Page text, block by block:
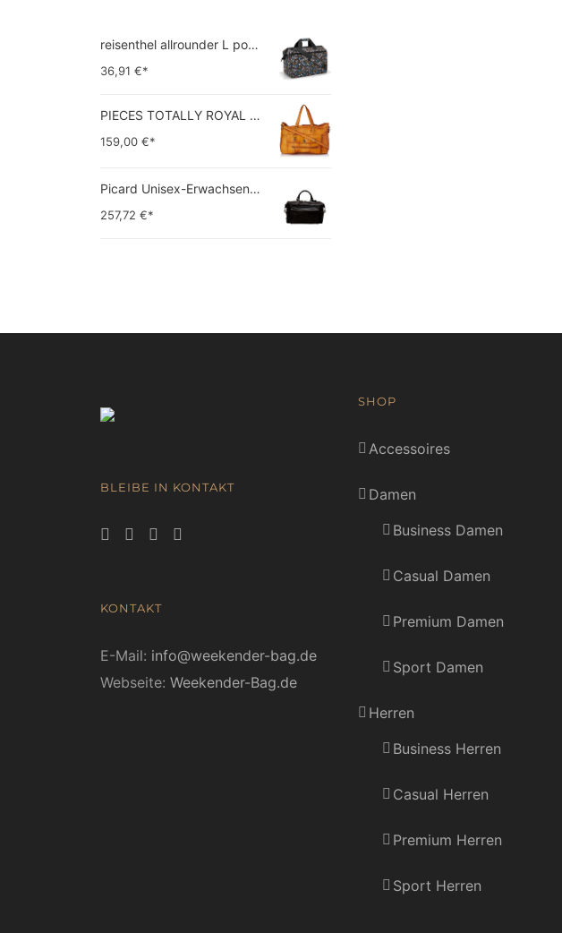
reisenthel allrounder L pocket  Vielseitige Doktortasche für Reise, Arbeit und Freizeit  Mit praktischer Trolley…
36,91 €*
PIECES TOTALLY ROYAL LEATHER TRAVEL BAG 17055349 Damen Umhängetaschen ,1 Groesse (51 x 33 x 14,5 cm)
159,00 €*
Picard Unisex-Erwachsene Buddy Gepäck- Handgepäck
257,72 €*
BLEIBE IN KONTAKT
KONTAKT
E-Mail: info@weekender-bag.de
Webseite: Weekender-Bag.de
SHOP
Accessoires
Damen
Business Damen
Casual Damen
Premium Damen
Sport Damen
Herren
Business Herren
Casual Herren
Premium Herren
Sport Herren